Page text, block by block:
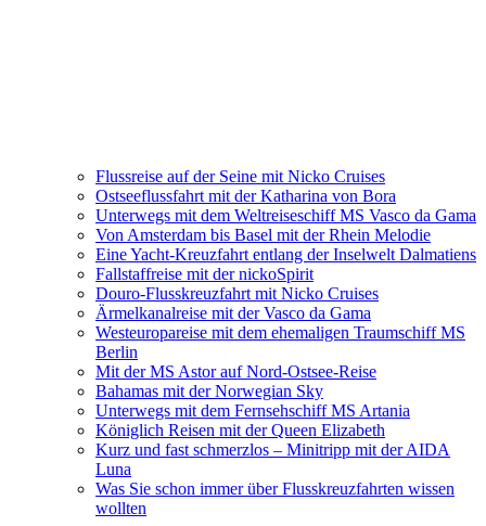
Flussreise auf der Seine mit Nicko Cruises
Ostseeflussfahrt mit der Katharina von Bora
Unterwegs mit dem Weltreiseschiff MS Vasco da Gama
Von Amsterdam bis Basel mit der Rhein Melodie
Eine Yacht-Kreuzfahrt entlang der Inselwelt Dalmatiens
Fallstaffreise mit der nickoSpirit
Douro-Flusskreuzfahrt mit Nicko Cruises
Ärmelkanalreise mit der Vasco da Gama
Westeuropareise mit dem ehemaligen Traumschiff MS
Berlin
Mit der MS Astor auf Nord-Ostsee-Reise
Bahamas mit der Norwegian Sky
Unterwegs mit dem Fernsehschiff MS Artania
Königlich Reisen mit der Queen Elizabeth
Kurz und fast schmerzlos – Minitripp mit der AIDA
Luna
Was Sie schon immer über Flusskreuzfahrten wissen
wollten